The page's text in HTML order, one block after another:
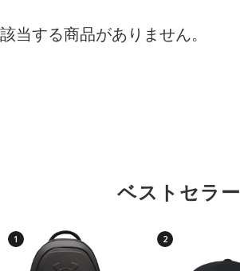
該当する商品がありません。
ベストセラー
1 2